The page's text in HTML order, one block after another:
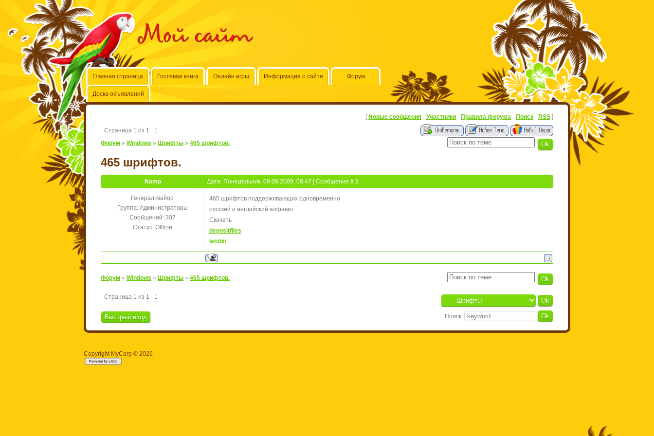
Мой сайт
Главная страница Гостевая книга Онлайн игры Информация о сайте Форум
Доска объявлений
[ Новые сообщения · Участники · Правила форума · Поиск · RSS ]
Страница 1 из 1
1
Форум » Windows » Шрифты » 465 шрифтов.
465 шрифтов.
Namp Дата: Понедельник, 08.06.2009, 08:47 | Сообщение # 1
Генерал-майор
Группа: Администраторы
Сообщений: 307
Статус: Offline
465 шрифтов поддерживающих одновременно
русский и английский алфавит.
Скачать
depositfiles
letitbit
Форум » Windows » Шрифты » 465 шрифтов.
Страница 1 из 1 1
Поиск:
Copyright MyCorp © 2026